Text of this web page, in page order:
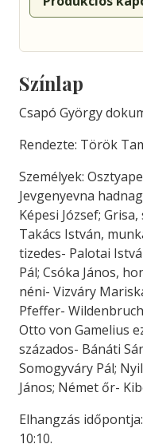
Színlap
Csapó György
Rendezte: Török
Személyek:
Jevgenyevna
Képesi József;
Takács István,
tizedes- Palotai
Pál; Csóka János,
néni- Vizváry
Pfeffer-
Otto von Gamelius
százados- Bánáti
Somogyváry Pál;
János; Német őr-
Elhangzás
10:10.